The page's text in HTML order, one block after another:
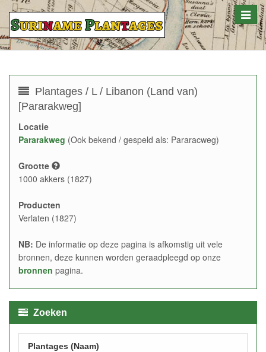
Toggle
Plantages / L / Libanon (Land van)
[Pararakweg]
Locatie
Pararakweg (Ook bekend / gespeld als: Pararacweg)
Grootte
1000 akkers (1827)
Producten
Verlaten (1827)
NB: De informatie op deze pagina is afkomstig uit vele
bronnen, deze kunnen worden geraadpleegd op onze
bronnen pagina.
Zoeken
Plantages (Naam)